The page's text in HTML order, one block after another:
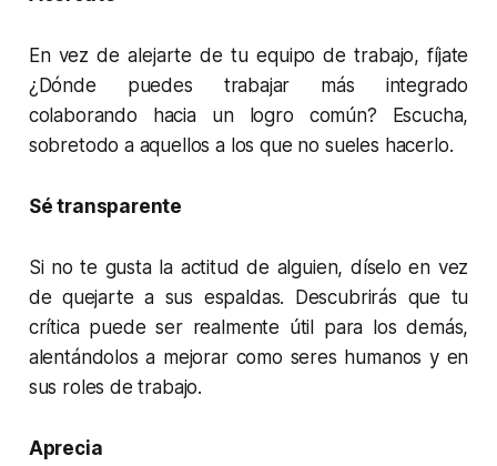
En vez de alejarte de tu equipo de trabajo, fíjate
¿Dónde puedes trabajar más integrado
colaborando hacia un logro común? Escucha,
sobretodo a aquellos a los que no sueles hacerlo.
Sé transparente
Si no te gusta la actitud de alguien, díselo en vez
de quejarte a sus espaldas. Descubrirás que tu
crítica puede ser realmente útil para los demás,
alentándolos a mejorar como seres humanos y en
sus roles de trabajo.
Aprecia